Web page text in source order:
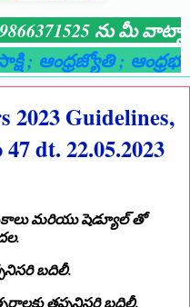
ను మీ వాట్సాప్
ఆంధ్రజ్యోతి; ఆంధ్రభూమి
2023 Guidelines,
dt. 22.05.2023
మరియు షెడ్యూల్ తో
బదిలీ.
తప్పనిసరి బదిలీ.